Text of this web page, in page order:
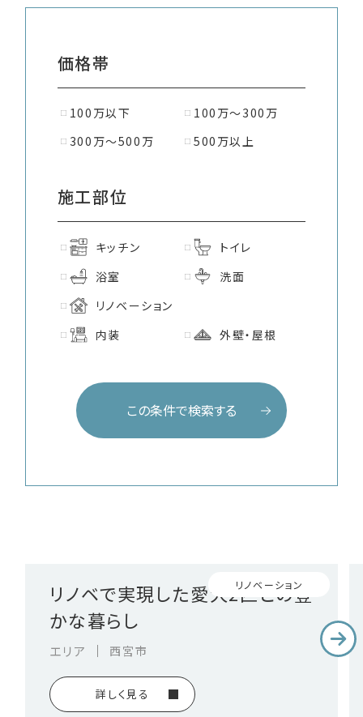
価格帯
100万以下
100万〜300万
300万〜500万
500万以上
施工部位
キッチン
トイレ
浴室
洗面
リノベーション
内装
外壁・屋根
リノベで実現した愛犬2匹との豊
かな暮らし
エリア 西宮市
詳しく見る
リノベーション